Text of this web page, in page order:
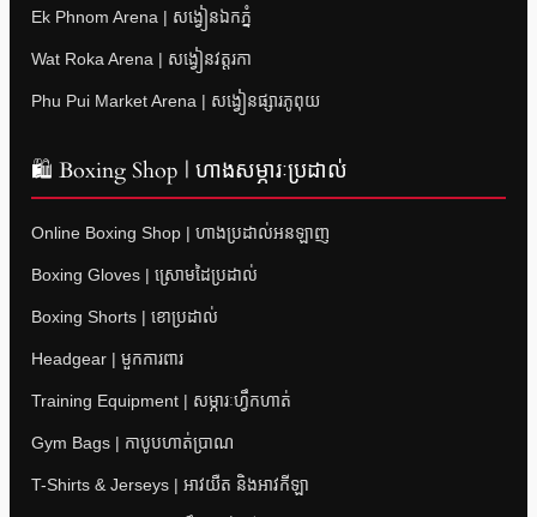
Ek Phnom Arena | សង្វៀនឯកភ្នំ
Wat Roka Arena | សង្វៀនវត្តរកា
Phu Pui Market Arena | សង្វៀនផ្សារភូពុយ
🛍 Boxing Shop | ហាងសម្ភារៈប្រដាល់
Online Boxing Shop | ហាងប្រដាល់អនឡាញ
Boxing Gloves | ស្រោមដៃប្រដាល់
Boxing Shorts | ខោប្រដាល់
Headgear | មួកការពារ
Training Equipment | សម្ភារៈហ្វឹកហាត់
Gym Bags | កាបូបហាត់ប្រាណ
T-Shirts & Jerseys | អាវយឺត និងអាវកីឡា